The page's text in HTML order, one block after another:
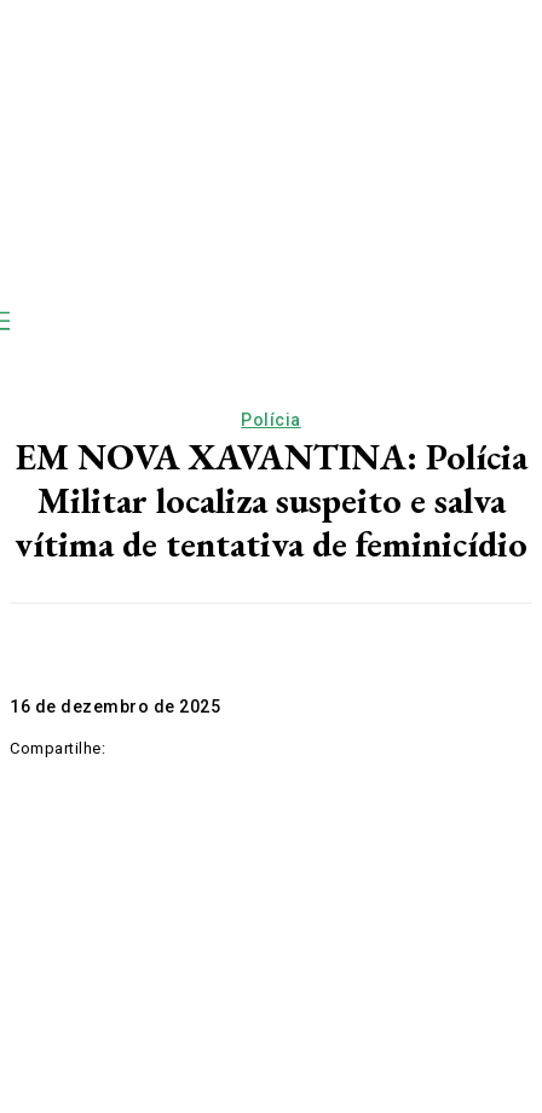
Polícia
EM NOVA XAVANTINA: Polícia
Militar localiza suspeito e salva
vítima de tentativa de feminicídio
16 de dezembro de 2025
Compartilhe: